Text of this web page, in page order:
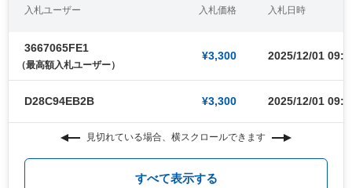
入札ユーザー 入札価格 入札日時
3667065FE1
（最高額入札ユーザー）
¥3,300 2025/12/01
D28C94EB2B ¥3,300 2025/12/01
見切れている場合、横スクロールできます
すべて表示する